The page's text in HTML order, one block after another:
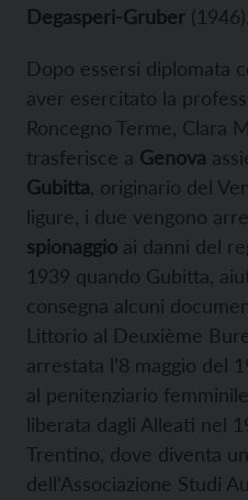
Degasperi-Gruber (1946).
Dopo essersi diplomata
aver esercitato la
Roncegno Terme, Clara
trasferisce a Genova
Gubitta , originario del
ligure, i due vengono
spionaggio ai danni del
1939 quando Gubitta,
consegna alcuni
Littorio al Deuxième
arrestata l’8 maggio del
al penitenziario
liberata dagli Alleati nel
Trentino, dove diventa
dell’Associazione Studi